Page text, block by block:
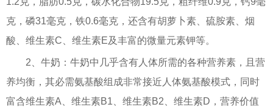
克，磷31毫克，铁0.6毫克，还含有胡萝卜素、硫胺素、烟
酸、维生素C、维生素E及丰富的微量元素钾等。
2、牛奶：牛奶中几乎含有人体所需的各种营养素，且营
养均衡，其必需氨基酸组成非常接近人体氨基酸模式，同时
富含维生素A、维生素B1、维生素B2、维生素D，营养价值